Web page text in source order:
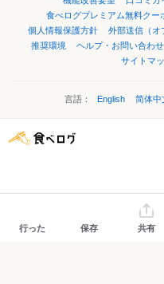
食べログプレミアム無料クー
個人情報保護方針
外部送信（オ
推奨環境
ヘルプ・お問い合わせ
サイトマ
言語： English 简体中
行った 保存 共有